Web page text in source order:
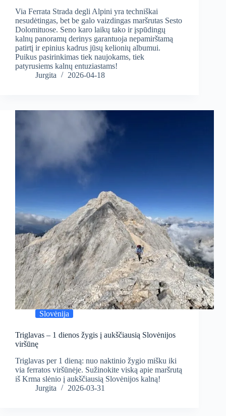
Via Ferrata Strada degli Alpini yra techniškai
nesudėtingas, bet be galo vaizdingas maršrutas Sesto
Dolomituose. Seno karo laikų tako ir įspūdingų
kalnų panoramų derinys garantuoja nepamirštamą
patirtį ir epinius kadrus jūsų kelionių albumui.
Puikus pasirinkimas tiek naujokams, tiek
patyrusiems kalnų entuziastams!
Jurgita
2026-04-18
Slovėnija
Triglavas – 1 dienos žygis į aukščiausią Slovėnijos
viršūnę
Triglavas per 1 dieną: nuo naktinio žygio mišku iki
via ferratos viršūnėje. Sužinokite viską apie maršrutą
iš Krma slėnio į aukščiausią Slovėnijos kalną!
Jurgita
2026-03-31